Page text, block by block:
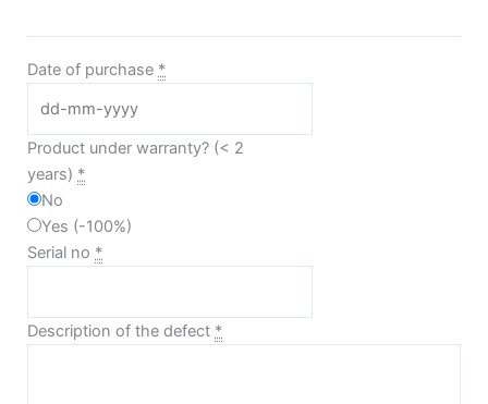
Date of purchase *
Product under warranty? (< 2
years) *
No
Yes (-100%)
Serial no *
Description of the defect *